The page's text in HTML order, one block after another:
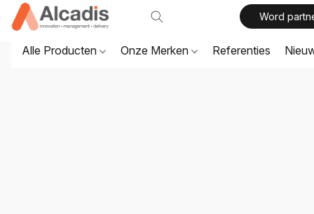
Word
Alle Producten Onze Merken Referenties